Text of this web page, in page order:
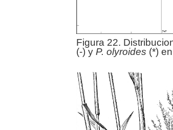
Figura 22.
(-) yP. olyroides (*)